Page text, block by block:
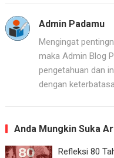
Admin Padamu
Mengingat
maka Admin Blog
pengetahuan dan
dengan
Anda Mungkin Suka
Refleksi 80